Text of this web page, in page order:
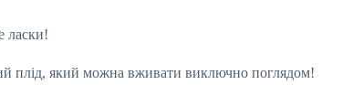
ласки!
плід, який можна вживати виключно поглядом!